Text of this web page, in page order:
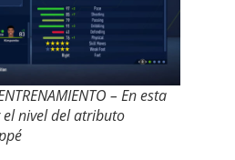
– En esta
nivel del atributo